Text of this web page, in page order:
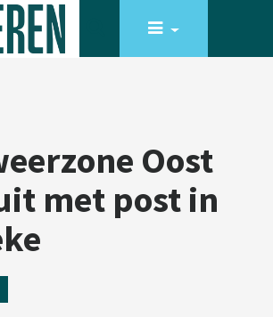
Oost
met post in